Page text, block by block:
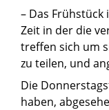
– Das Frühstück
Zeit in der die
treffen sich um
zu teilen, und
Die
haben,